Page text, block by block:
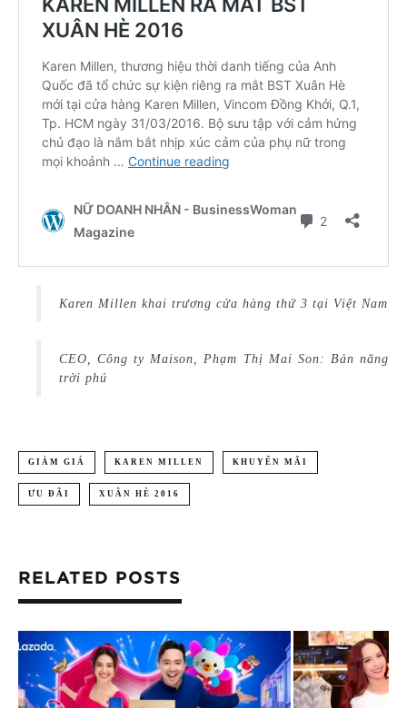
Karen Millen khai trương cửa hàng thứ 3 tại Việt Nam
CEO, Công ty Maison, Phạm Thị Mai Son: Bản năng
trời phú
GIẢM GIÁ KAREN MILLEN KHUYẾN MÃI
ƯU ĐÃI XUÂN HÈ 2016
RELATED POSTS